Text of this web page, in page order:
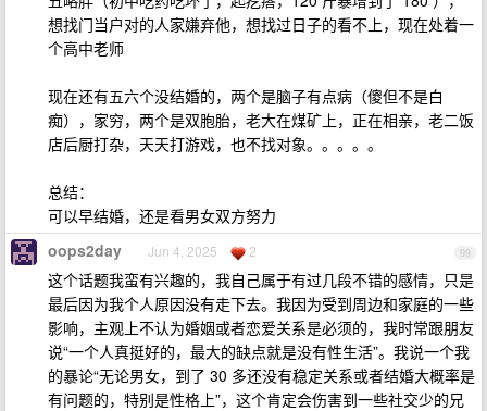
想找门当户对的人家嫌弃他，想找过日子的看不上，现在处着一
个高中老师
现在还有五六个没结婚的，两个是脑子有点病（傻但不是白
痴），家穷，两个是双胞胎，老大在煤矿上，正在相亲，老二饭
店后厨打杂，天天打游戏，也不找对象。。。。。
总结：
可以早结婚，还是看男女双方努力
99
oops2day Jun 4, 2025 2
这个话题我蛮有兴趣的，我自己属于有过几段不错的感情，只是
最后因为我个人原因没有走下去。我因为受到周边和家庭的一些
影响，主观上不认为婚姻或者恋爱关系是必须的，我时常跟朋友
说“一个人真挺好的，最大的缺点就是没有性生活”。我说一个我
的暴论“无论男女，到了 30 多还没有稳定关系或者结婚大概率是
有问题的，特别是性格上”，这个肯定会伤害到一些社交少的兄